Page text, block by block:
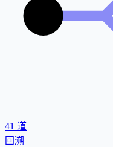
41 道
回溯